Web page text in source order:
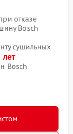
отказе
Bosch
сушильных
Bosch